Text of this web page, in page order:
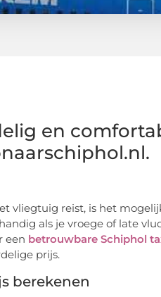
en
vliegtuig reist, is het
als je vroege of late
een betrouwbare Schiphol
prijs.
berekenen